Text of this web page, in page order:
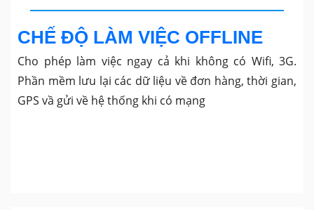
Sản
phẩm
Khách
hàng
CHẾ ĐỘ LÀM VIỆC OFFLINE
Cho phép làm việc ngay cả khi không có Wifi, 3G.
Phần mềm lưu lại các dữ liệu về đơn hàng, thời gian,
GPS vầ gửi về hệ thống khi có mạng